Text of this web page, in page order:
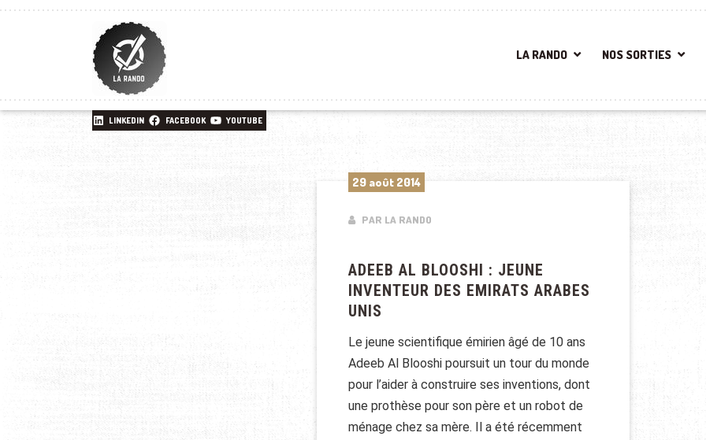
LA RANDO NOS SORTIES
LINKEDIN FACEBOOK YOUTUBE
29 août 2014
PAR LA RANDO
ADEEB AL BLOOSHI : JEUNE
INVENTEUR DES EMIRATS ARABES
UNIS
Le jeune scientifique émirien âgé de 10 ans
Adeeb Al Blooshi poursuit un tour du monde
pour l’aider à construire ses inventions, dont
une prothèse pour son père et un robot de
ménage chez sa mère. Il a été récemment